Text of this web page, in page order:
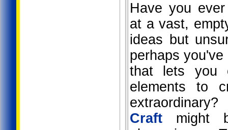
Have you
at a vast,
ideas but
perhaps
that lets you
elements to
Craft might